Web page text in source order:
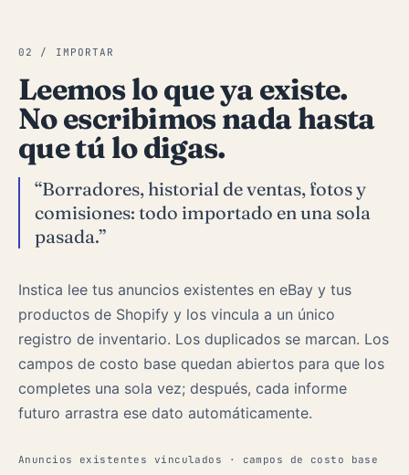
02 / IMPORTAR
Leemos lo que ya existe.
No escribimos nada hasta
que tú lo digas.
“Borradores, historial de ventas, fotos y
comisiones: todo importado en una sola
pasada.”
Instica lee tus anuncios existentes en eBay y tus
productos de Shopify y los vincula a un único
registro de inventario. Los duplicados se marcan. Los
campos de costo base quedan abiertos para que los
completes una sola vez; después, cada informe
futuro arrastra ese dato automáticamente.
Anuncios existentes vinculados · campos de costo base